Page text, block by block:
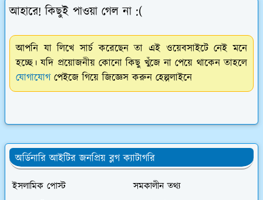
আহারে! কিছুই পাওয়া গেল না :(
আপনি যা লিখে সার্চ করেছেন তা এই ওয়েবসাইটে নেই মনে
হচ্ছে। যদি প্রয়োজনীয় কোনো কিছু খুঁজে না পেয়ে থাকেন তাহলে
যোগাযোগপেইজে গিয়ে জিজ্ঞেস করুন হেল্পলাইনে
অর্ডিনারি আইটির জনপ্রিয় ব্লগ ক্যাটাগরি
ইসলামিক পোস্ট
সমকালীন তথ্য